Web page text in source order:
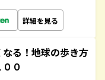
詳細を見る
る！地球の歩き方
０